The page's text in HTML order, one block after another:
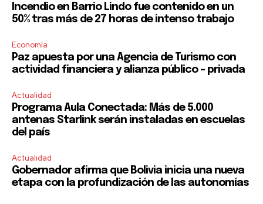
Incendio en Barrio Lindo fue contenido en un
50% tras más de 27 horas de intenso trabajo
Economía
Paz apuesta por una Agencia de Turismo con
actividad financiera y alianza público – privada
Actualidad
Programa Aula Conectada: Más de 5.000
antenas Starlink serán instaladas en escuelas
del país
Actualidad
Gobernador afirma que Bolivia inicia una nueva
etapa con la profundización de las autonomías